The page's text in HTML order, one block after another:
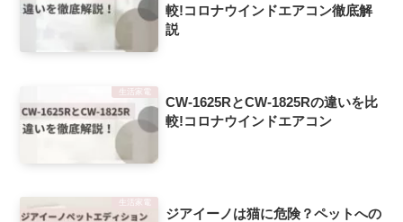
較!コロナウインドエアコン徹底解
説
CW-1625RとCW-1825Rの違いを比
較!コロナウインドエアコン
生活家電
ジアイーノは猫に危険？ペットへの